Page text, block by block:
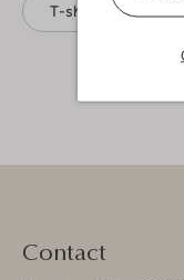
T-shirts
Contact